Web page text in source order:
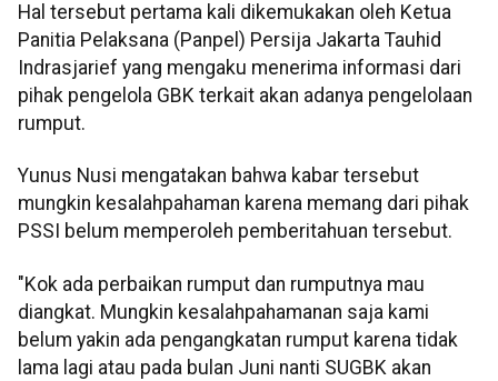
Hal tersebut pertama kali dikemukakan oleh Ketua
Panitia Pelaksana (Panpel) Persija Jakarta Tauhid
Indrasjarief yang mengaku menerima informasi dari
pihak pengelola GBK terkait akan adanya pengelolaan
rumput.
Yunus Nusi mengatakan bahwa kabar tersebut
mungkin kesalahpahaman karena memang dari pihak
PSSI belum memperoleh pemberitahuan tersebut.
"Kok ada perbaikan rumput dan rumputnya mau
diangkat. Mungkin kesalahpahamanan saja kami
belum yakin ada pengangkatan rumput karena tidak
lama lagi atau pada bulan Juni nanti SUGBK akan